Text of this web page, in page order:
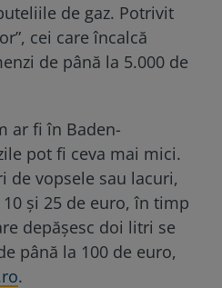
de gaz. Potrivit
cei care încalcă
de până la 5.000 de
ar fi în Baden-
pot fi ceva mai mici.
de vopsele sau lacuri,
și 25 de euro, în timp
depășesc doi litri se
până la 100 de euro,
.